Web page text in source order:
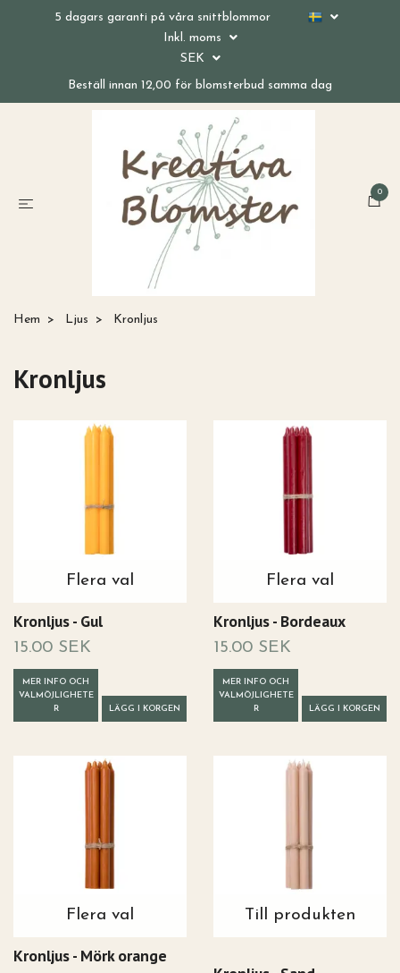
5 dagars garanti på våra snittblommor
Inkl. moms
SEK
Beställ innan 12,00 för blomsterbud samma dag
0
Hem Ljus Kronljus
Kronljus
Flera val
Kronljus - Gul
15.00 SEK
MER INFO OCH
VALMÖJLIGHETE
R
LÄGG I KORGEN
Flera val
Kronljus - Bordeaux
15.00 SEK
MER INFO OCH
VALMÖJLIGHETE
R
LÄGG I KORGEN
Flera val
Kronljus - Mörk orange
Till produkten